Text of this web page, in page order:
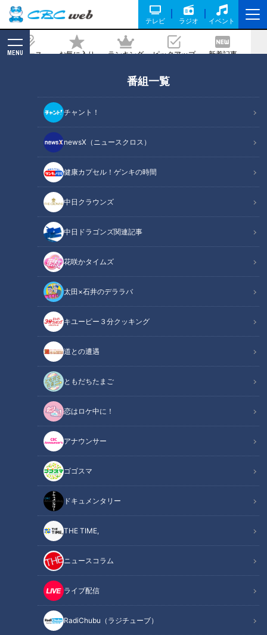
テレビ ラジオ イベント
ニュース お気に入り ランキング ピックアップ 新着記事
MENU
番組一覧
チャント！
newsX（ニュースクロス）
健康カプセル！ゲンキの時間
中日クラウンズ
中日ドラゴンズ関連記事
花咲かタイムズ
太田×石井のデララバ
キユーピー３分クッキング
道との遭遇
ともだちたまご
恋はロケ中に！
アナウンサー
ゴゴスマ
ドキュメンタリー
THE TIME,
ニュースコラム
ライブ配信
RadiChubu（ラジチューブ）
ぶ田中邦衛さんと橋田壽賀子さん
2021/04/09 22:12
画像『pixabay』より桜の花
ニュースコラム
東西南北論説風
世界も日本もニュースが多かった年だった。今からちょうど
40年前の1981年（昭和56年）である。
米国ではロナルド・レーガン氏が第40代大統領に就任、英国
ではチャールズ皇太子とダイアナ妃が“世紀の結婚”、「中国残
留孤児」の来日に日本中が涙、神戸ではポートピア開催、黒柳
徹子さんの『窓ぎわのトットちゃん』が大ベストセラー、マッ
チこと近藤真彦さん華麗なるデビュー。そんな年に今も印象に
残る2つのドラマが放送された。『北の国から』そして『おん
な太閤記』である。
田中邦衛さんと『北の国から』
感涙必至！父と子の名シーン
橋田壽賀子さんと『おんな太閤記』